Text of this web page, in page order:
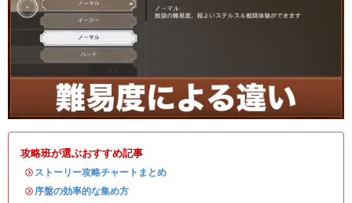
攻略班が選ぶおすすめ記事
・ ストーリー攻略チャートまとめ
・ 序盤の効率的な集め方